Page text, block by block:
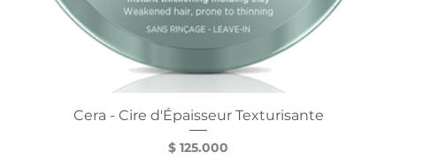
Cera - Cire d'Épaisseur Texturisante
Precio
$ 125.000